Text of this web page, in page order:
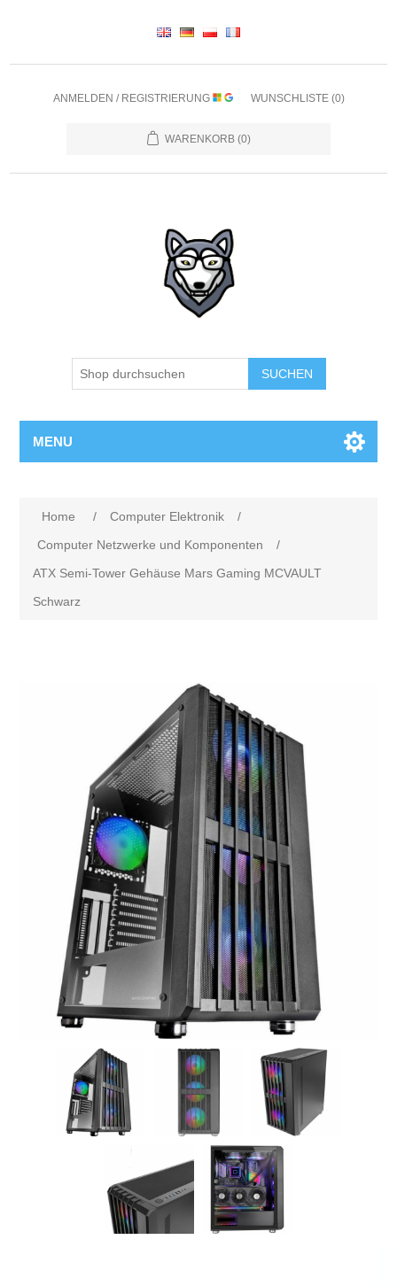
ANMELDEN / REGISTRIERUNG WUNSCHLISTE (0)
WARENKORB (0)
SUCHEN
MENU
Home / Computer Elektronik
/
Computer Netzwerke und Komponenten
/
ATX Semi-Tower Gehäuse Mars Gaming MCVAULT
Schwarz